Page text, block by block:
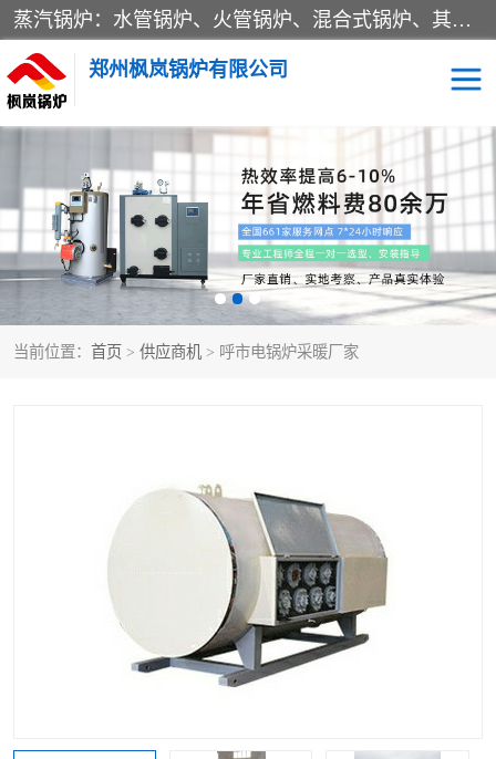
蒸汽锅炉：水管锅炉、火管锅炉、混合式锅炉、其他蒸汽锅炉； 热水锅炉：家用型集中供暖用热水锅炉、其他热水锅炉； 有机热载体锅炉； 船用蒸汽锅炉； （锅炉用辅助设备及装置）蒸汽冷凝器：表面冷凝器、混合式冷凝器、空冷式冷凝器、其他蒸汽冷凝器； 锅炉用辅助设备：节热器、蒸汽收集器、蓄能器、烟垢清除器、气体回收器、泥渣刮除器、空气预热器、其他锅炉用辅助设备；
郑州枫岚锅炉有限公司
当前位置： 首页 > 供应商机 > 呼市电锅炉采暖厂家